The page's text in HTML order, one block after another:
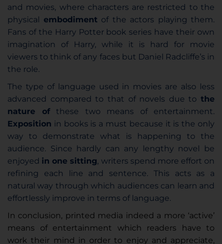
and movies, where characters are restricted to the
physical embodiment of the actors playing them.
Fans of the Harry Potter book series have their own
imagination of Harry, while it is hard for movie
viewers to think of any faces but Daniel Radcliffe’s in
the role.
The type of language used in movies are also less
advanced compared to that of novels due to the
nature ofthese two means of entertainment.
Exposition in books is a must because it is the only
way to demonstrate what is happening to the
audience. Since hardly can any lengthy novel be
enjoyed in one sitting, writers spend more effort on
refining each line and sentence. This acts as a
natural way through which audiences can learn and
effortlessly improve in terms of language.
In conclusion, printed media indeed a more ‘active’
means of entertainment which readers have to
work their mind in order to enjoy and appreciate,